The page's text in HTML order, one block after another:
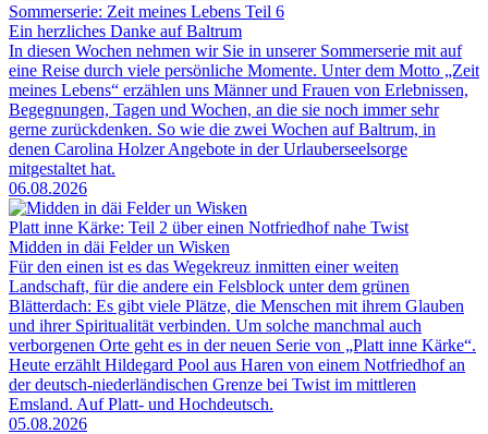
Sommerserie: Zeit meines Lebens Teil 6
Ein herzliches Danke auf Baltrum
In diesen Wochen nehmen wir Sie in unserer Sommerserie mit auf
eine Reise durch viele persönliche Momente. Unter dem Motto „Zeit
meines Lebens“ erzählen uns Männer und Frauen von Erlebnissen,
Begegnungen, Tagen und Wochen, an die sie noch immer sehr
gerne zurückdenken. So wie die zwei Wochen auf Baltrum, in
denen Carolina Holzer Angebote in der Urlauberseelsorge
mitgestaltet hat.
06.08.2026
Platt inne Kärke: Teil 2 über einen Notfriedhof nahe Twist
Midden in däi Felder un Wisken
Für den einen ist es das Wegekreuz inmitten einer weiten
Landschaft, für die andere ein Felsblock unter dem grünen
Blätterdach: Es gibt viele Plätze, die Menschen mit ihrem Glauben
und ihrer Spiritualität verbinden. Um solche manchmal auch
verborgenen Orte geht es in der neuen Serie von „Platt inne Kärke“.
Heute erzählt Hildegard Pool aus Haren von einem Notfriedhof an
der deutsch-niederländischen Grenze bei Twist im mittleren
Emsland. Auf Platt- und Hochdeutsch.
05.08.2026